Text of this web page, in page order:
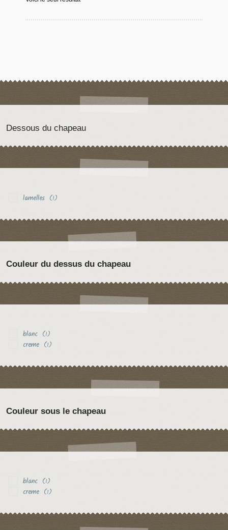
Dessous du chapeau
lamelles (1)
Couleur du dessus du chapeau
blanc (1)
creme (1)
Couleur sous le chapeau
blanc (1)
creme (1)